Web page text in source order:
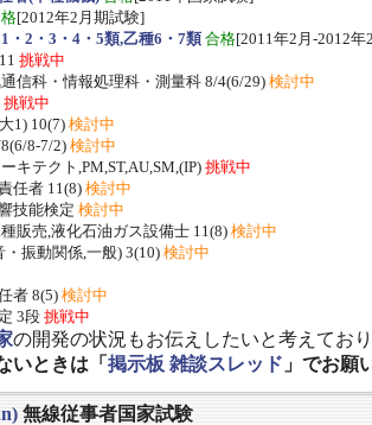
[2012年2月期試験]
・2・3・4・5類,乙種6・7類 合格[2011年2月-2012年
挑戦中
信科・情報処理科・測量科 8/4(6/29) 検討中
挑戦中
1) 10(7)検討中
8-7/2) 検討中
キテクト,PM,ST,AU,SM,(IP) 挑戦中
任者 11(8) 検討中
技能検定 検討中
販売,液化石油ガス設備士 11(8) 検討中
振動関係,一般) 3(10) 検討中
者 8(5) 検討中
3段 挑戦中
の開発の状況もお伝えしたいと考えており
いときは「 掲示板 雑談スレッド 」でお願
無線従事者国家試験